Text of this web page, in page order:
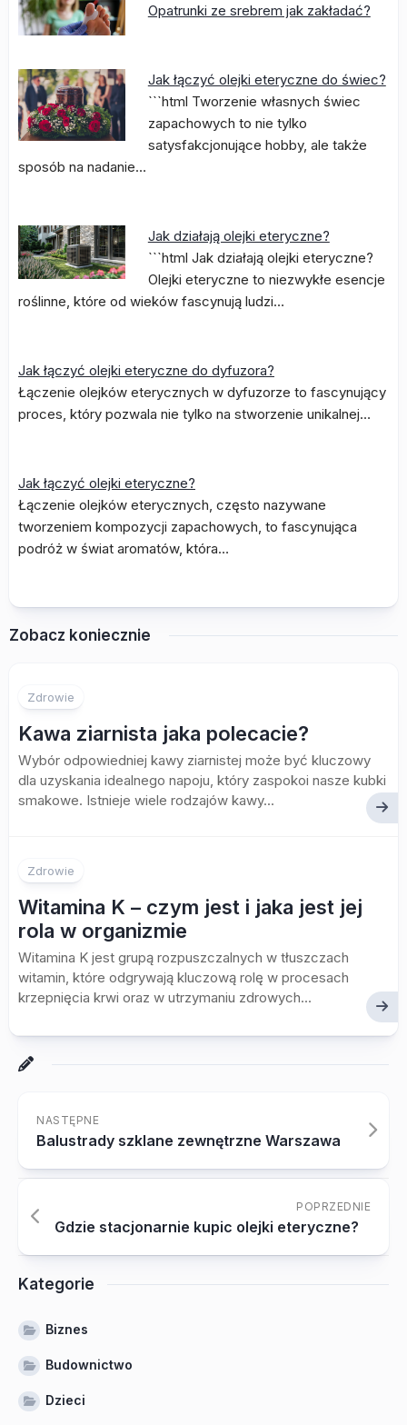
Opatrunki ze srebrem jak zakładać?
Jak łączyć olejki eteryczne do świec?
```html Tworzenie własnych świec
zapachowych to nie tylko
satysfakcjonujące hobby, ale także
sposób na nadanie…
Jak działają olejki eteryczne?
```html Jak działają olejki eteryczne?
Olejki eteryczne to niezwykłe esencje
roślinne, które od wieków fascynują ludzi…
Jak łączyć olejki eteryczne do dyfuzora?
Łączenie olejków eterycznych w dyfuzorze to fascynujący
proces, który pozwala nie tylko na stworzenie unikalnej…
Jak łączyć olejki eteryczne?
Łączenie olejków eterycznych, często nazywane
tworzeniem kompozycji zapachowych, to fascynująca
podróż w świat aromatów, która…
Zobacz koniecznie
Zdrowie
Kawa ziarnista jaka polecacie?
Wybór odpowiedniej kawy ziarnistej może być kluczowy
dla uzyskania idealnego napoju, który zaspokoi nasze kubki
smakowe. Istnieje wiele rodzajów kawy...
Zdrowie
Witamina K – czym jest i jaka jest jej
rola w organizmie
Witamina K jest grupą rozpuszczalnych w tłuszczach
witamin, które odgrywają kluczową rolę w procesach
krzepnięcia krwi oraz w utrzymaniu zdrowych...
NASTĘPNE
Balustrady szklane zewnętrzne Warszawa
POPRZEDNIE
Gdzie stacjonarnie kupic olejki eteryczne?
Kategorie
Biznes
Budownictwo
Dzieci